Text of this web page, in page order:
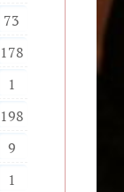
73
178
1
198
9
1